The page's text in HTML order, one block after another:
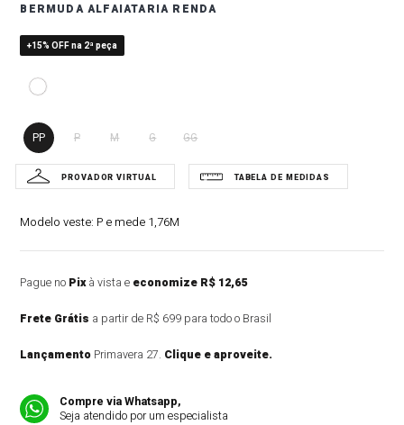
BERMUDA ALFAIATARIA RENDA
+15% OFF na 2ª peça
PP P M G GG
Modelo veste: P e mede 1,76M
Pague no Pixà vista e economize R$ 12,65
Frete Grátis a partir de R$ 699 para todo o Brasil
Lançamento Primavera 27. Clique e aproveite.
Compre via Whatsapp,
Seja atendido por um especialista